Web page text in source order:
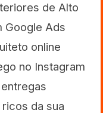
de Alto
Google Ads
online
no Instagram
da sua